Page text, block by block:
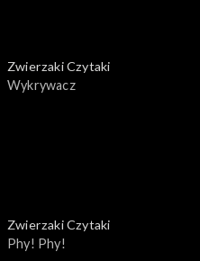
Zwierzaki Czytaki
Wykrywacz
Zwierzaki Czytaki
Phy! Phy!